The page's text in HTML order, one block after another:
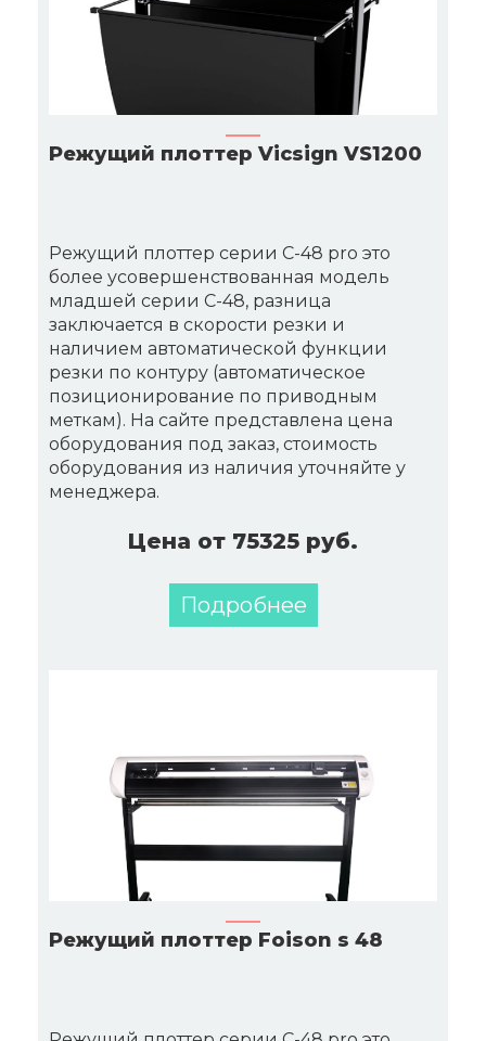
Режущий плоттер Vicsign VS1200
Режущий плоттер серии C-48 pro это
более усовершенствованная модель
младшей серии C-48, разница
заключается в скорости резки и
наличием автоматической функции
резки по контуру (автоматическое
позиционирование по приводным
меткам). На сайте представлена цена
оборудования под заказ, стоимость
оборудования из наличия уточняйте у
менеджера.
Цена от 75325 руб.
Подробнее
Режущий плоттер Foison s 48